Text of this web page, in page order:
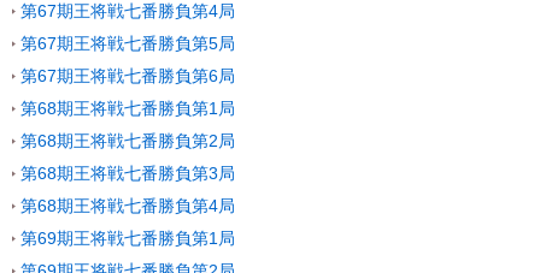
第67期王将戦七番勝負第4局
第67期王将戦七番勝負第5局
第67期王将戦七番勝負第6局
第68期王将戦七番勝負第1局
第68期王将戦七番勝負第2局
第68期王将戦七番勝負第3局
第68期王将戦七番勝負第4局
第69期王将戦七番勝負第1局